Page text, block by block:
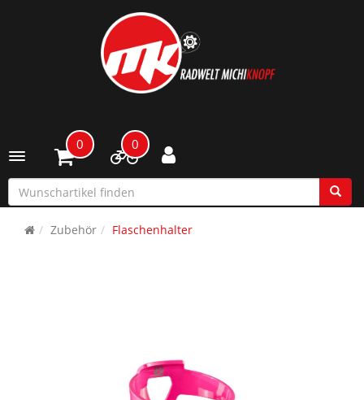
Toggle navigation
0 0
Zubehör Flaschenhalter